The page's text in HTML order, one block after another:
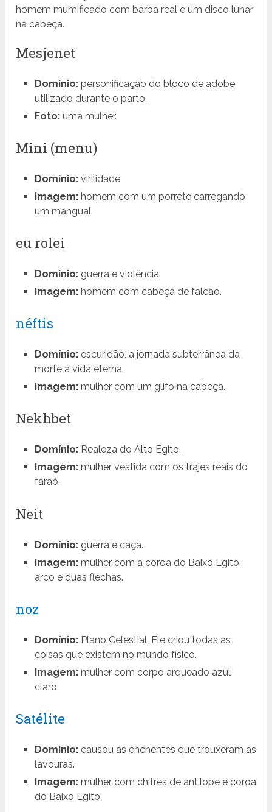
homem mumificado com barba real e um disco lunar
na cabeça.
Mesjenet
Domínio:personificação do bloco de adobe
utilizado durante o parto.
Foto:uma mulher.
Mini (menu)
Domínio:virilidade.
Imagem:homem com um porrete carregando
um mangual.
eu rolei
Domínio:guerra e violência.
Imagem:homem com cabeça de falcão.
néftis
Domínio:escuridão, a jornada subterrânea da
morte à vida eterna.
Imagem:mulher com um glifo na cabeça.
Nekhbet
Domínio:Realeza do Alto Egito.
Imagem:mulher vestida com os trajes reais do
faraó.
Neit
Domínio:guerra e caça.
Imagem:mulher com a coroa do Baixo Egito,
arco e duas flechas.
noz
Domínio:Plano Celestial. Ele criou todas as
coisas que existem no mundo físico.
Imagem:mulher com corpo arqueado azul
claro.
Satélite
Domínio:causou as enchentes que trouxeram as
lavouras.
Imagem:mulher com chifres de antílope e coroa
do Baixo Egito.